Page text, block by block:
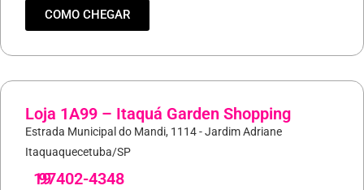
COMO CHEGAR
Loja 1A99 – Itaquá Garden Shopping
Estrada Municipal do Mandi, 1114 - Jardim Adriane
Itaquaquecetuba/SP
19
97402-4348